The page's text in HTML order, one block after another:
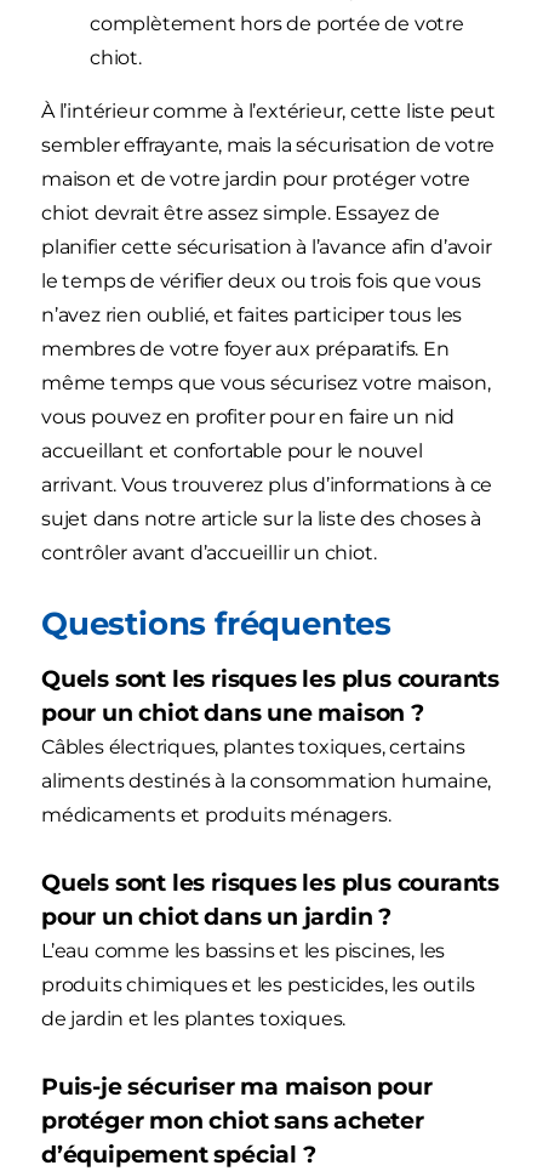
complètement hors de portée de votre
chiot.
À l’intérieur comme à l’extérieur, cette liste peut
sembler effrayante, mais la sécurisation de votre
maison et de votre jardin pour protéger votre
chiot devrait être assez simple. Essayez de
planifier cette sécurisation à l’avance afin d’avoir
le temps de vérifier deux ou trois fois que vous
n’avez rien oublié, et faites participer tous les
membres de votre foyer aux préparatifs. En
même temps que vous sécurisez votre maison,
vous pouvez en profiter pour en faire un nid
accueillant et confortable pour le nouvel
arrivant. Vous trouverez plus d’informations à ce
sujet dans notre article sur la liste des choses à
contrôler avant d’accueillir un chiot.
Questions fréquentes
Quels sont les risques les plus courants
pour un chiot dans une maison ?
Câbles électriques, plantes toxiques, certains
aliments destinés à la consommation humaine,
médicaments et produits ménagers.
Quels sont les risques les plus courants
pour un chiot dans un jardin ?
L’eau comme les bassins et les piscines, les
produits chimiques et les pesticides, les outils
de jardin et les plantes toxiques.
Puis-je sécuriser ma maison pour
protéger mon chiot sans acheter
d’équipement spécial ?